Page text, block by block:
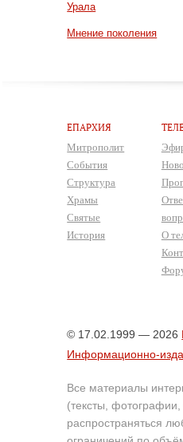
Урала
Мнение поколения
ЕПАРХИЯ
Митрополит
События
Структура
Храмы
Святые
История
О
© 17.02.1999 — 2026
Информационно-
Все материалы
(тексты,
распространяться